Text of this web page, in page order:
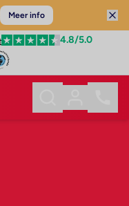
Meer info
4.8/5.0